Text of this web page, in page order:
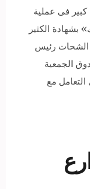
كبير فى عملية
بشهادة الكثير
الشحات رئيس
الجمعية
مع